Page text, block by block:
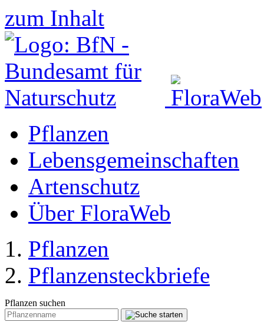
zum Inhalt
Pflanzen
Lebensgemeinschaften
Artenschutz
Über FloraWeb
Pflanzen
Pflanzensteckbriefe
Pflanzen suchen